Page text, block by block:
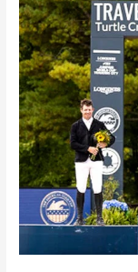
North
American
League
de
la
Longines
FEI
Jumping
World
Cup
2025-
2026